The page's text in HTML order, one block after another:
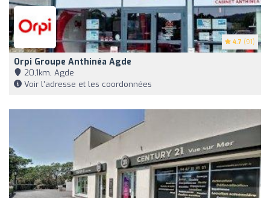
4.7 (91)
Orpi Groupe Anthinéa Agde
20,1km, Agde
Voir l'adresse et les coordonnées